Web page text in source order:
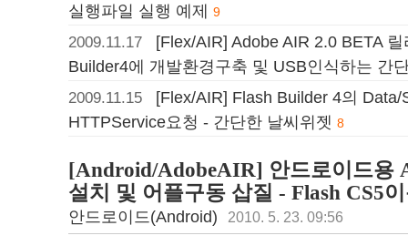
실행파일 실행 예제 9
2009.11.17
[Flex/AIR] Adobe AIR 2.0 BETA
Builder4에 개발환경구축 및 USB인식하는 간
2009.11.15
[Flex/AIR] Flash Builder 4의
HTTPService요청 - 간단한 날씨위젯 8
[Android/AdobeAIR] 안드로이드용
설치 및 어플구동 삽질 - Flash CS5
안드로이드(Android) 2010. 5. 23. 09:56